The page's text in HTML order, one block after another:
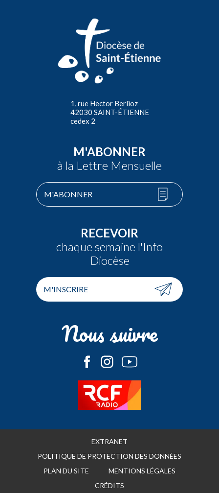
1, rue Hector Berlioz
42030 SAINT-ÉTIENNE
cedex 2
M'ABONNER
à la Lettre Mensuelle
M'ABONNER
RECEVOIR
chaque semaine l'Info
Diocèse
M'INSCRIRE
Nous suivre
EXTRANET
POLITIQUE DE PROTECTION DES DONNÉES
PLAN DU SITE
MENTIONS LÉGALES
CRÉDITS